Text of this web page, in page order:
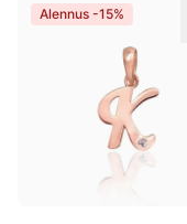
Alennus -15%